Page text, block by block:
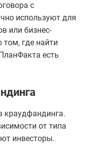
с
используют для
или бизнес-
том, где найти
есть
краудфандинга.
от типа
инвесторы.